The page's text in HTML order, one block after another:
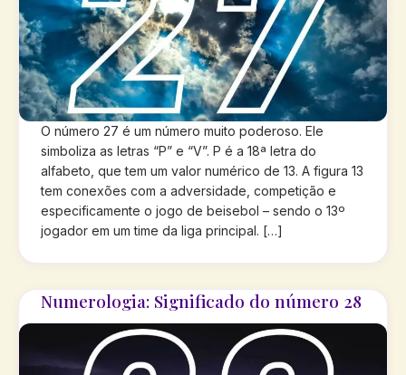
O número 27 é um número muito poderoso. Ele
simboliza as letras “P” e “V”. P é a 18ª letra do
alfabeto, que tem um valor numérico de 13. A figura 13
tem conexões com a adversidade, competição e
especificamente o jogo de beisebol – sendo o 13º
jogador em um time da liga principal. […]
Numerologia: Significado do número 28